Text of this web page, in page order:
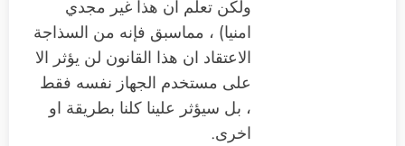
ولكن تعلم ان هذا غير مجدي
امنيا) ، مماسبق فإنه من السذاجة
الاعتقاد ان هذا القانون لن يؤثر الا
على مستخدم الجهاز نفسه فقط
، بل سيؤثر علينا كلنا بطريقة او
اخرى.